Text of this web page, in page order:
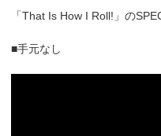
「That Is How I Roll!」の
■手元なし